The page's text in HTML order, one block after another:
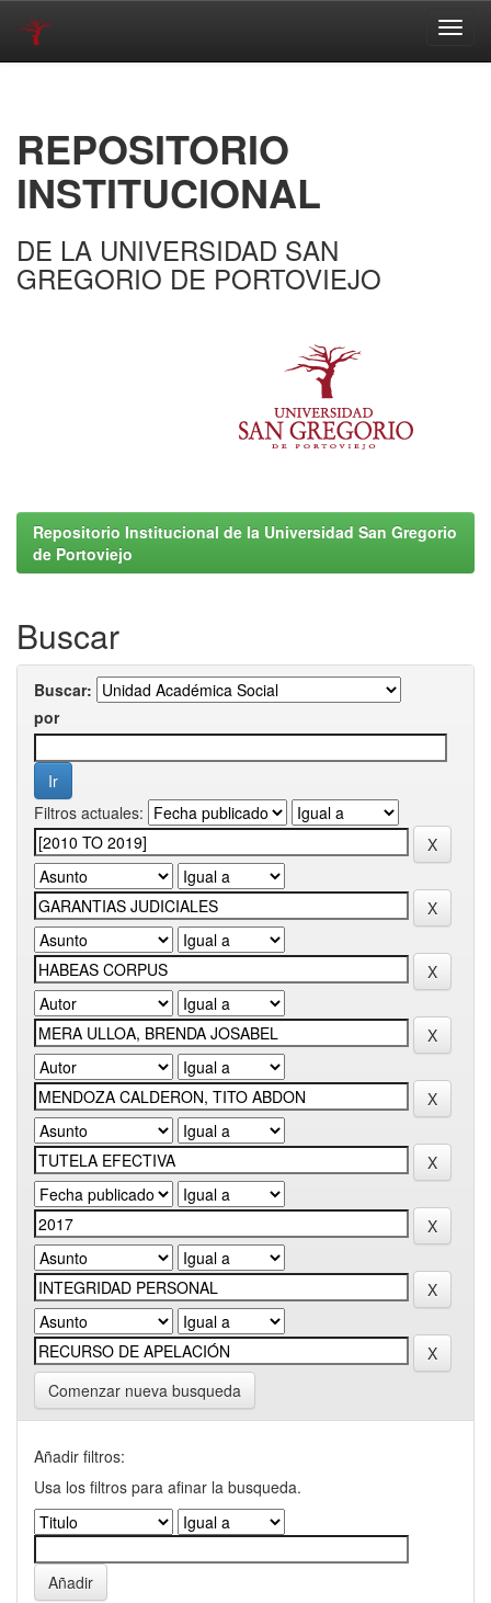
REPOSITORIO
INSTITUCIONAL
DE LA UNIVERSIDAD SAN
GREGORIO DE PORTOVIEJO
Repositorio Institucional de la Universidad San Gregorio
de Portoviejo
Buscar
Buscar:
por
Filtros actuales:
Comenzar nueva busqueda
Añadir filtros:
Usa los filtros para afinar la busqueda.